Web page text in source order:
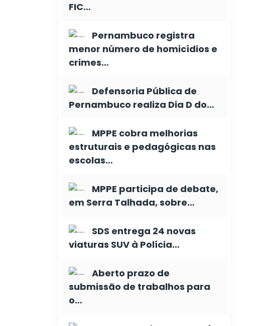
FIC…
Pernambuco registra
menor número de homicídios e
crimes…
Defensoria Pública de
Pernambuco realiza Dia D do…
MPPE cobra melhorias
estruturais e pedagógicas nas
escolas…
MPPE participa de debate,
em Serra Talhada, sobre…
SDS entrega 24 novas
viaturas SUV à Polícia…
Aberto prazo de
submissão de trabalhos para
o…